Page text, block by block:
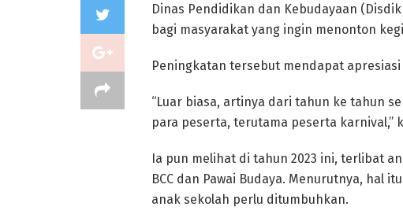
Dinas Pendidikan dan Kebudayaan
bagi masyarakat yang ingin menonton
Peningkatan tersebut mendapat apresiasi
“Luar biasa, artinya dari tahun ke tahun
para peserta, terutama peserta karnival,”
Ia pun melihat di tahun 2023 ini, terlibat
BCC dan Pawai Budaya. Menurutnya, hal
anak sekolah perlu ditumbuhkan.